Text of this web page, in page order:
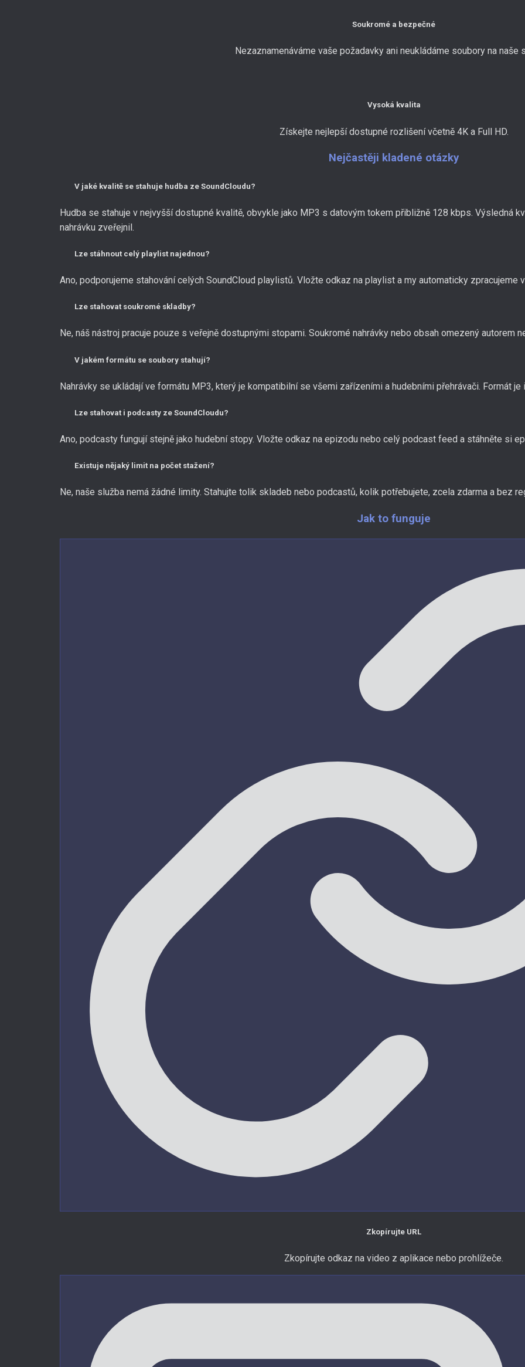
Soukromé a bezpečné
Nezaznamenáváme vaše požadavky ani neukládáme soubory na naše
Vysoká kvalita
Získejte nejlepší dostupné rozlišení včetně 4K a Full HD.
Nejčastěji kladené otázky
V jaké kvalitě se stahuje hudba ze SoundCloudu?
Hudba se stahuje v nejvyšší dostupné kvalitě, obvykle jako MP3 s datovým tokem přibližně 128 kbps. Výsledná
nahrávku zveřejnil.
Lze stáhnout celý playlist najednou?
Ano, podporujeme stahování celých SoundCloud playlistů. Vložte odkaz na playlist a my automaticky zpracujeme
Lze stahovat soukromé skladby?
Ne, náš nástroj pracuje pouze s veřejně dostupnými stopami. Soukromé nahrávky nebo obsah omezený autorem
V jakém formátu se soubory stahují?
Nahrávky se ukládají ve formátu MP3, který je kompatibilní se všemi zařízeními a hudebními přehrávači. Formát
Lze stahovat i podcasty ze SoundCloudu?
Ano, podcasty fungují stejně jako hudební stopy. Vložte odkaz na epizodu nebo celý podcast feed a stáhněte si
Existuje nějaký limit na počet stažení?
Ne, naše služba nemá žádné limity. Stahujte tolik skladeb nebo podcastů, kolik potřebujete, zcela zdarma a bez
Jak to funguje
Zkopírujte URL
Zkopírujte odkaz na video z aplikace nebo prohlížeče.